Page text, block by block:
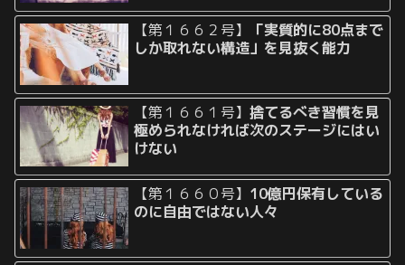
【第１６６２号】
「実質的に80点まで
しか取れない構造」を見抜く能力
【第１６６１号】捨てるべき習慣を見
極められなければ次のステージにはい
けない
【第１６６０号】 10億円保有している
のに自由ではない人々